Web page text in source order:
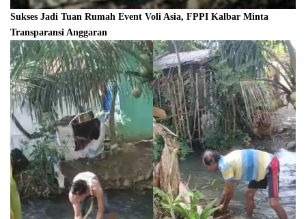
Sukses Jadi Tuan Rumah Event Voli Asia, FPPI Kalbar Minta
Transparansi Anggaran